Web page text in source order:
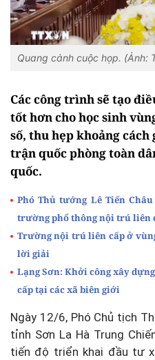
Quang cảnh cuộc họp. (Ảnh:
Các công trình sẽ tạo
tốt hơn cho học sinh
số, thu hẹp khoảng cách
trận quốc phòng toàn
quốc.
Phó Thủ tướng Lê Tiến
trường phổ thông nội trú liên
Trường nội trú liên cấp ở
lời giải
Lạng Sơn: Khởi công xây
cấp tại các xã biên giới
Ngày 12/6, Phó Chủ tịch
tỉnh Sơn La Hà Trung
tiến độ triển khai đầu tư